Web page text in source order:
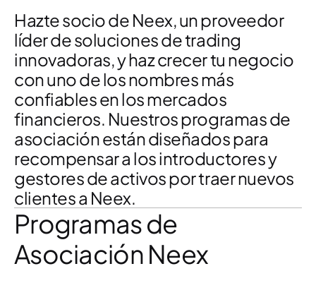
Hazte socio de Neex, un proveedor
líder de soluciones de trading
innovadoras, y haz crecer tu negocio
con uno de los nombres más
confiables en los mercados
financieros. Nuestros programas de
asociación están diseñados para
recompensar a los introductores y
gestores de activos por traer nuevos
clientes a Neex.
Programas de
Asociación Neex